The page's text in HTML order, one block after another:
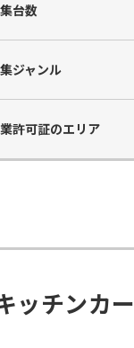
台数
ジャンル
許可証のエリア
ッチンカー